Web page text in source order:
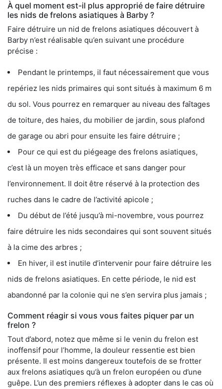
À quel moment est-il plus approprié de faire détruire
les nids de frelons asiatiques à Barby ?
Faire détruire un nid de frelons asiatiques découvert à
Barby n’est réalisable qu’en suivant une procédure
précise :
Pendant le printemps, il faut nécessairement que vous
repériez les nids primaires qui sont situés à maximum 6 m
du sol. Vous pourrez en remarquer au niveau des faîtages
de toiture, des haies, du mobilier de jardin, sous plafond
de garage ou abri pour ensuite les faire détruire ;
Pour ce qui est du piégeage des frelons asiatiques,
c’est là un moyen très efficace et sans danger pour
l’environnement. Il doit être réservé à la protection des
ruches dans le cadre de l’activité apicole ;
Du début de l’été jusqu’à mi-novembre, vous pourrez
faire détruire les nids secondaires qui sont souvent situés
à la cime des arbres ;
En hiver, il est inutile d’intervenir pour faire détruire les
nids de frelons asiatiques. En cette période, le nid est
abandonné par la colonie qui ne s’en servira plus jamais ;
Comment réagir si vous vous faites piquer par un
frelon ?
Tout d’abord, notez que même si le venin du frelon est
inoffensif pour l’homme, la douleur ressentie est bien
présente. Il est moins dangereux toutefois de se frotter
aux frelons asiatiques qu’à un frelon européen ou d’une
guêpe. L’un des premiers réflexes à adopter dans le cas où